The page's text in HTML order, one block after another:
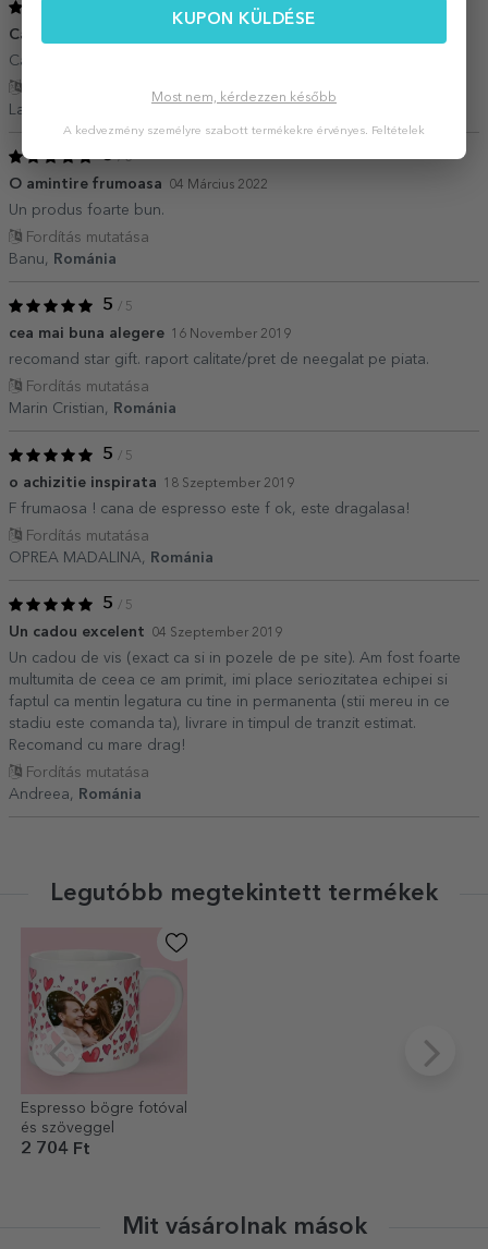
Cadou
Canute pentru bunicuțe cu ocazia 8 martie
Lavinia,
5/ 5
O amintire frumoasa 04 Március 2022
Un produs foarte bun.
Fordítás mutatása
Banu,
Románia
5 / 5
cea mai buna alegere 16 November 2019
recomand star gift. raport calitate/pret de neegalat pe piata.
Fordítás mutatása
Marin Cristian,
Románia
5 / 5
o achizitie inspirata 18 Szeptember 2019
F frumaosa ! cana de espresso este f ok, este dragalasa!
Fordítás mutatása
OPREA MADALINA,
Románia
5 / 5
Un cadou excelent 04 Szeptember 2019
Un cadou de vis (exact ca si in pozele de pe site). Am fost foarte
multumita de ceea ce am primit, imi place seriozitatea echipei si
faptul ca mentin legatura cu tine in permanenta (stii mereu in ce
stadiu este comanda ta), livrare in timpul de tranzit estimat.
Recomand cu mare drag!
Fordítás mutatása
Andreea,
Románia
Legutóbb megtekintett termékek
Espresso bögre fotóval
és szöveggel
2 704 Ft
Mit vásárolnak mások
KUPON KÜLDÉSE
Most nem, kérdezzen később
A kedvezmény személyre szabott termékekre érvényes. Feltételek